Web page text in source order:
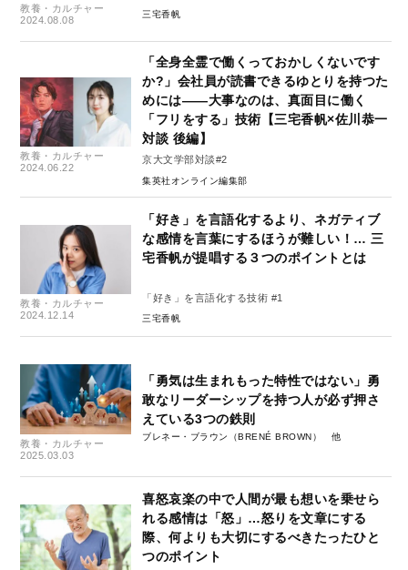
教養・カルチャー
2024.08.08
三宅香帆
教養・カルチャー
2024.06.22
「全身全霊で働くっておかしくないです
か?」会社員が読書できるゆとりを持つた
めには――大事なのは、真面目に働く
「フリをする」技術【三宅香帆×佐川恭一
対談 後編】
京大文学部対談#2
集英社オンライン編集部
教養・カルチャー
2024.12.14
「好き」を言語化するより、ネガティブ
な感情を言葉にするほうが難しい！… 三
宅香帆が提唱する３つのポイントとは
「好き」を言語化する技術 #1
三宅香帆
教養・カルチャー
2025.03.03
「勇気は生まれもった特性ではない」勇
敢なリーダーシップを持つ人が必ず押さ
えている3つの鉄則
ブレネー・ブラウン（BRENÉ BROWN）
喜怒哀楽の中で人間が最も想いを乗せら
れる感情は「怒」…怒りを文章にする
際、何よりも大切にするべきたったひと
つのポイント